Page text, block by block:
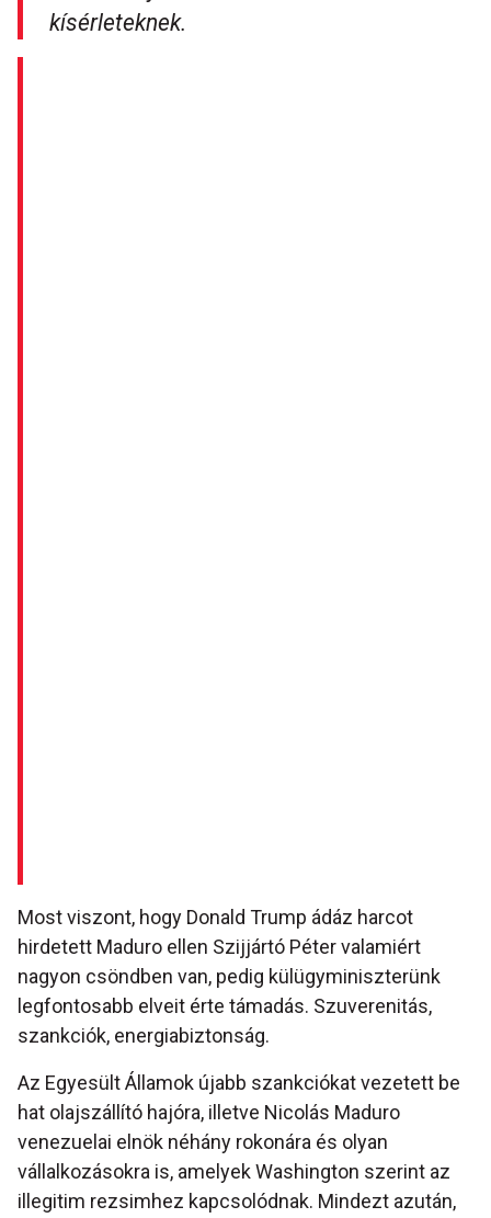
kísérleteknek.
Most viszont, hogy Donald Trump ádáz harcot
hirdetett Maduro ellen Szijjártó Péter valamiért
nagyon csöndben van, pedig külügyminiszterünk
legfontosabb elveit érte támadás. Szuverenitás,
szankciók, energiabiztonság.
Az Egyesült Államok újabb szankciókat vezetett be
hat olajszállító hajóra, illetve Nicolás Maduro
venezuelai elnök néhány rokonára és olyan
vállalkozásokra is, amelyek Washington szerint az
illegitim rezsimhez kapcsolódnak. Mindezt azután,